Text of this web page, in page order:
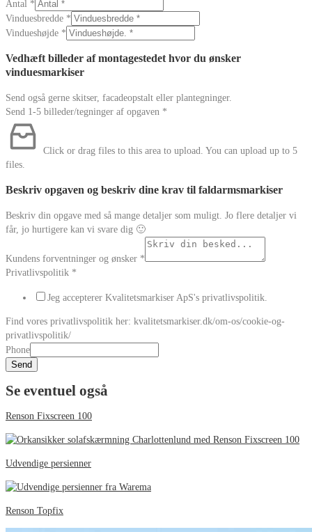
Antal *
Vinduesbredde *
Vindueshøjde *
Vedhæft billeder af montagestedet hvor du ønsker
vinduesmarkiser
Send også gerne skitser, facadeopstalt eller plantegninger.
Send 1-5 billeder/tegninger af opgaven *
Click or drag files to this area to upload. You can upload up to 5
files.
Beskriv opgaven og beskriv dine krav til faldarmsmarkiser
Beskriv din opgave med så mange detaljer som muligt. Jo flere detaljer vi
får, jo hurtigere kan vi svare dig 🙂
Kundens forventninger og ønsker *
Privatlivspolitik *
Jeg accepterer Kvalitetsmarkiser ApS's privatlivspolitik.
Find vores privatlivspolitik her: kvalitetsmarkiser.dk/om-os/cookie-og-
privatlivspolitik/
Phone
Send
Se eventuel også
Renson Fixscreen 100
Udvendige persienner
Renson Topfix